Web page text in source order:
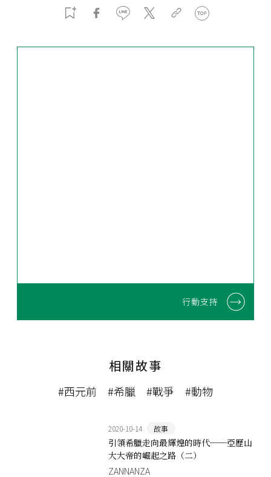
行動支持
相關故事
#西元前 #希臘 #戰爭 #動物
2020-10-14 故事
引領希臘走向最輝煌的時代──亞歷山
大大帝的崛起之路（二）
ZANNANZA